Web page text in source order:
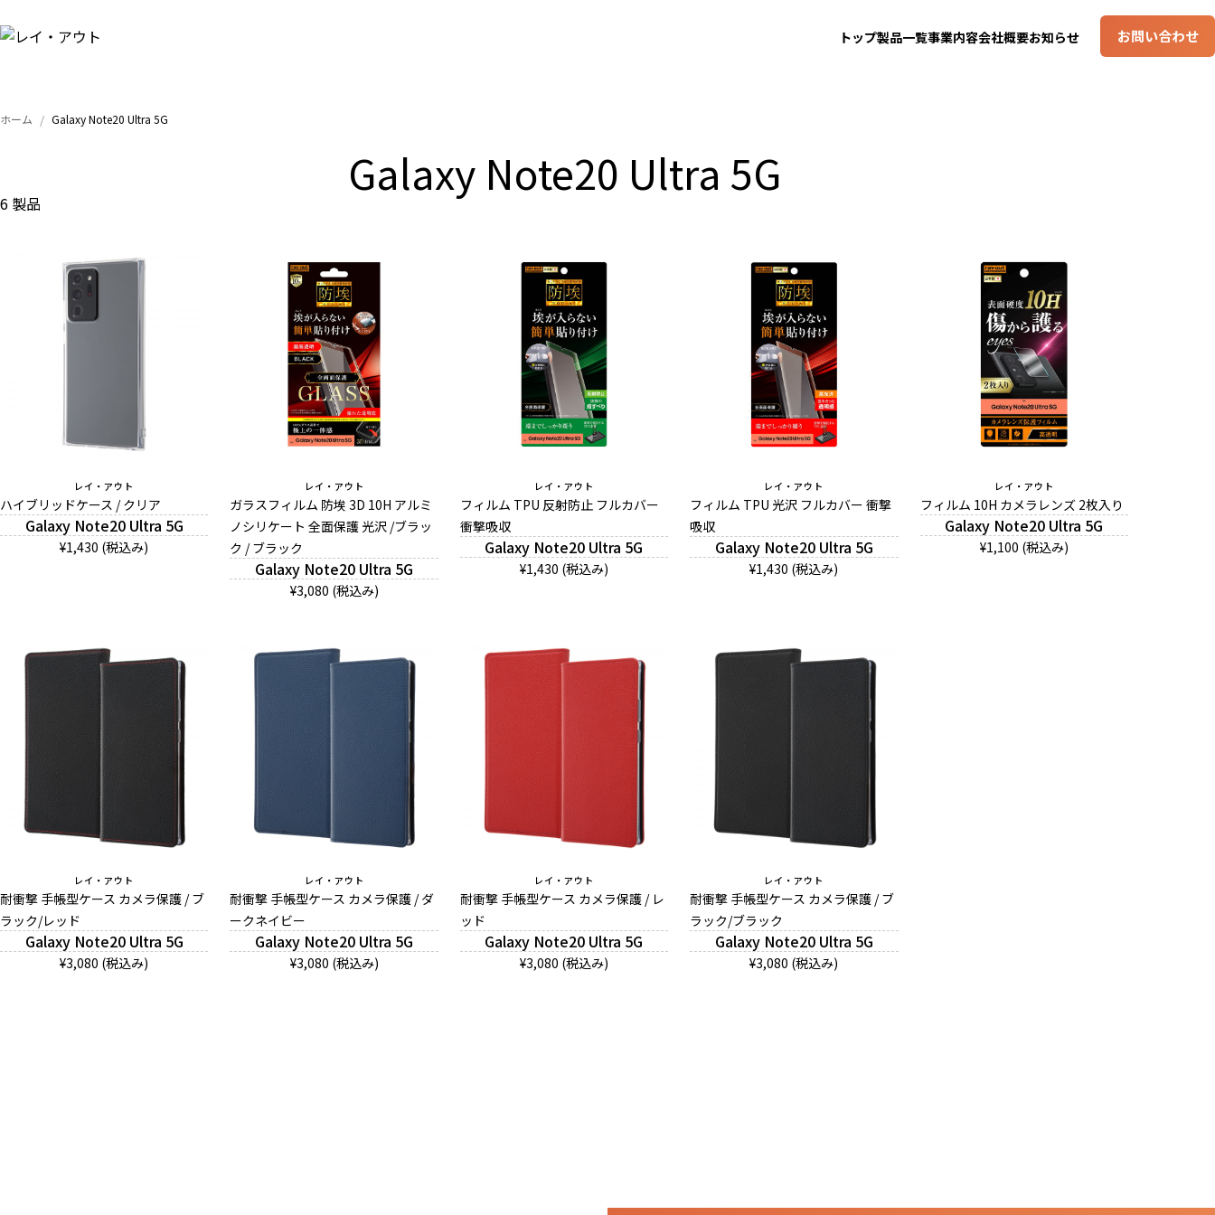
トップ製品一覧事業内容会社概要お知らせ お問い合わせ
ホーム Galaxy Note20 Ultra 5G
Galaxy Note20 Ultra 5G
6 製品
レイ・アウト
ハイブリッドケース / クリア
Galaxy Note20 Ultra 5G
¥1,430 (税込み)
レイ・アウト
ガラスフィルム 防埃 3D 10H アルミ
ノシリケート 全面保護 光沢 /ブラッ
ク / ブラック
Galaxy Note20 Ultra 5G
¥3,080 (税込み)
レイ・アウト
フィルム TPU 反射防止 フルカバー
衝撃吸収
Galaxy Note20 Ultra 5G
¥1,430 (税込み)
レイ・アウト
フィルム TPU 光沢 フルカバー 衝撃
吸収
Galaxy Note20 Ultra 5G
¥1,430 (税込み)
レイ・アウト
フィルム 10H カメラレンズ 2枚入り
Galaxy Note20 Ultra 5G
¥1,100 (税込み)
レイ・アウト
耐衝撃 手帳型ケース カメラ保護 / ブ
ラック/レッド
Galaxy Note20 Ultra 5G
¥3,080 (税込み)
レイ・アウト
耐衝撃 手帳型ケース カメラ保護 / ダ
ークネイビー
Galaxy Note20 Ultra 5G
¥3,080 (税込み)
レイ・アウト
耐衝撃 手帳型ケース カメラ保護 / レ
ッド
Galaxy Note20 Ultra 5G
¥3,080 (税込み)
レイ・アウト
耐衝撃 手帳型ケース カメラ保護 / ブ
ラック/ブラック
Galaxy Note20 Ultra 5G
¥3,080 (税込み)